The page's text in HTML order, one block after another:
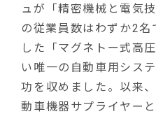
ュが「精密機械と電気
の従業員数はわずか2
した「マグネトー式高
い唯一の自動車用シス
功を収めました。以来
動車機器サプライヤー